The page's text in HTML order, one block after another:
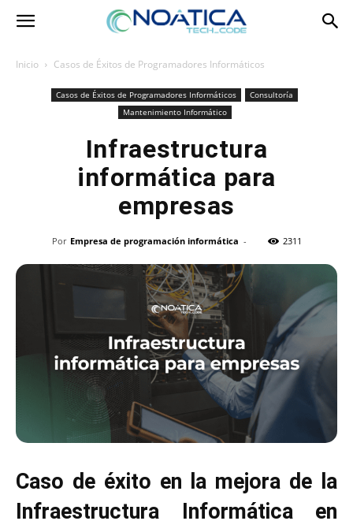
Inicio Casos de Éxitos de Programadores Informáticos
Casos de Éxitos de Programadores Informáticos
Consultoría
Mantenimiento Informático
Infraestructura
informática para
empresas
Por Empresa de programación informática - 2311
Caso de éxito en la mejora de la
Infraestructura Informática en